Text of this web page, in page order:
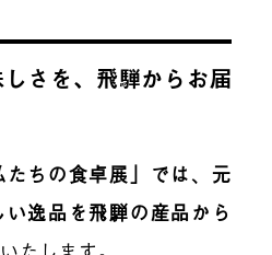
さを、飛騨からお届
たちの食卓展」では、元
逸品を飛騨の産品から